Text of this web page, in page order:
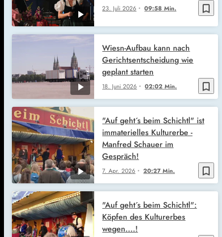
bookmark_border
23. Juli 2026 09:58 Min.
bookmark_border
18. Juni 2026 02:02 Min.
Wiesn-Aufbau kann nach
Gerichtsentscheidung wie
geplant starten
bookmark_border
7. Apr. 2026 20:27 Min.
"Auf geht´s beim Schichtl" ist
immaterielles Kulturerbe -
Manfred Schauer im
Gespräch!
"Auf geht´s beim Schichtl":
Köpfen des Kulturerbes
wegen....!